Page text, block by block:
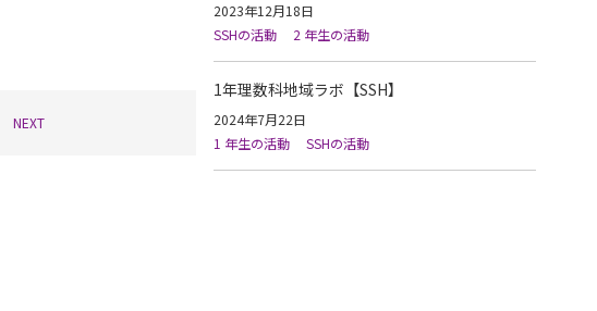
NEXT
2023年12月18日
SSHの活動
2 年生の活動
1年理数科地域ラボ【SSH】
2024年7月22日
1 年生の活動
SSHの活動